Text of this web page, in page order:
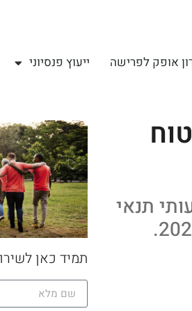
אופק לפרישה ייעוץ פנסיוני
משמעותי תנאי
תמיד כאן